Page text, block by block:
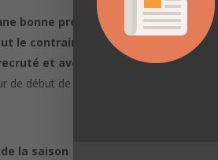
bonne préparation
avec une seul
le contraire avec 1 seule victoire
et avec l’arrivée de Bielsa
de début de saison et le jeu pratiqué
la saison